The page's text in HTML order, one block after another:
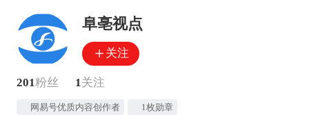
阜亳视点
关注
201粉丝 1 关注
网易号优质内容创作者 1枚勋章